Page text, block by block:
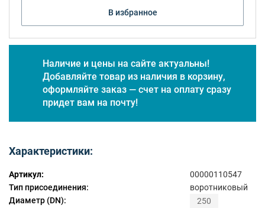
В избранное
Наличие и цены на сайте актуальны!
Добавляйте товар из наличия в корзину,
оформляйте заказ — счет на оплату сразу
придет вам на почту!
Характеристики:
Артикул:
00000110547
Тип присоединения:
воротниковый
Диаметр (DN):
250